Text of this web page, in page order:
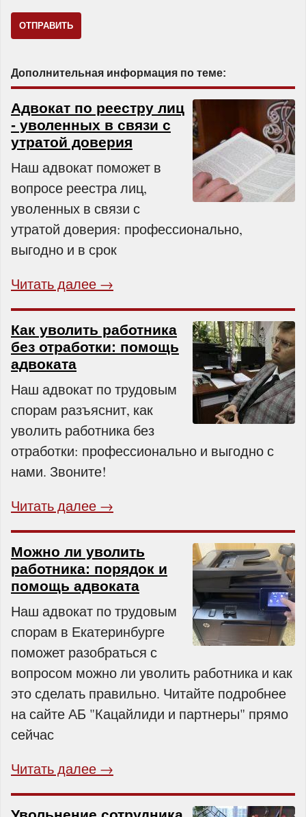
Дополнительная информация по теме:
Адвокат по реестру лиц
- уволенных в связи с
утратой доверия
Наш адвокат поможет в
вопросе реестра лиц,
уволенных в связи с
утратой доверия: профессионально,
выгодно и в срок
Читать далее →
Как уволить работника
без отработки: помощь
адвоката
Наш адвокат по трудовым
спорам разъяснит, как
уволить работника без
отработки: профессионально и выгодно с
нами. Звоните!
Читать далее →
Можно ли уволить
работника: порядок и
помощь адвоката
Наш адвокат по трудовым
спорам в Екатеринбурге
поможет разобраться с
вопросом можно ли уволить работника и как
это сделать правильно. Читайте подробнее
на сайте АБ "Кацайлиди и партнеры" прямо
сейчас
Читать далее →